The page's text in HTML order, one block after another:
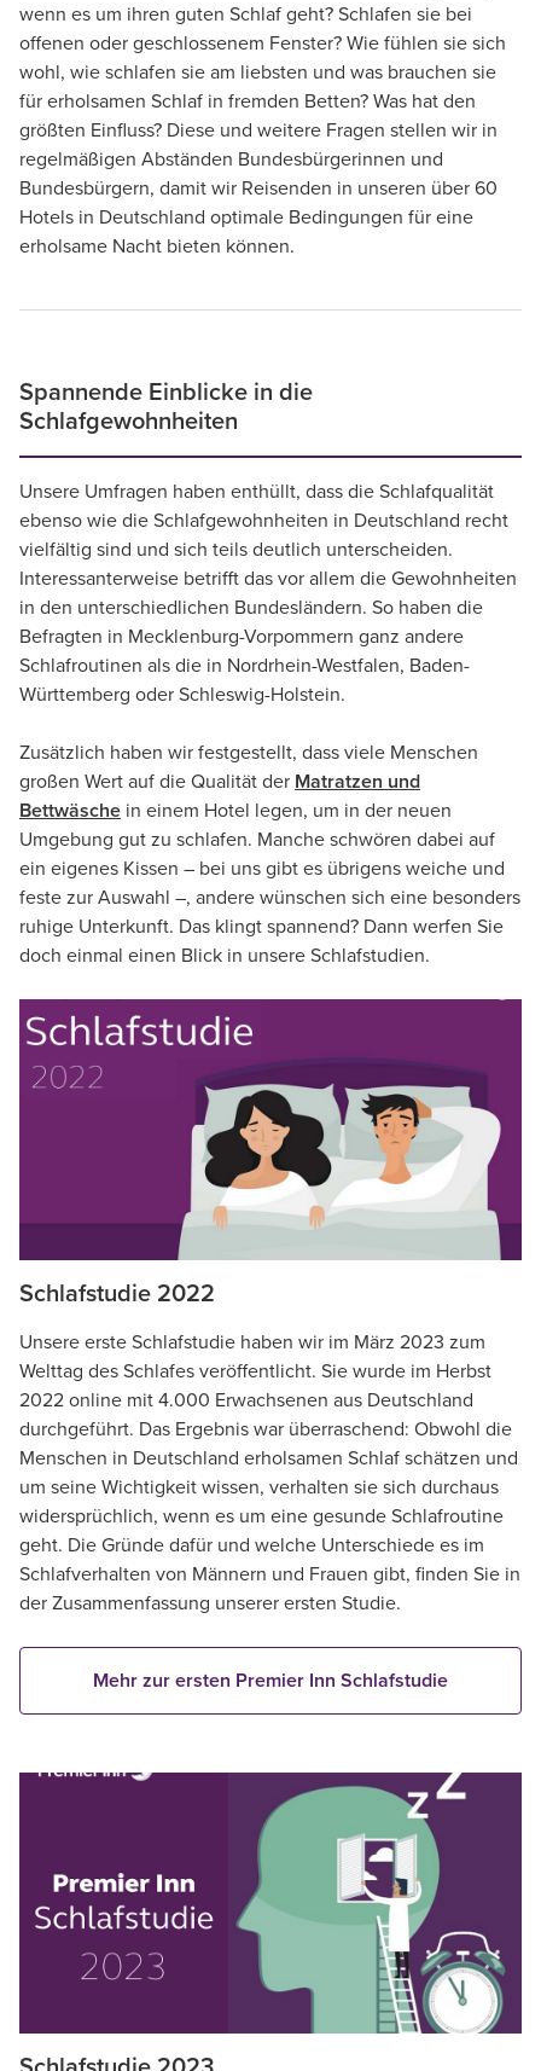
wenn es um ihren guten Schlaf geht? Schlafen sie bei
offenen oder geschlossenem Fenster? Wie fühlen sie sich
wohl, wie schlafen sie am liebsten und was brauchen sie
für erholsamen Schlaf in fremden Betten? Was hat den
größten Einfluss? Diese und weitere Fragen stellen wir in
regelmäßigen Abständen Bundesbürgerinnen und
Bundesbürgern, damit wir Reisenden in unseren über 60
Hotels in Deutschland optimale Bedingungen für eine
erholsame Nacht bieten können.
Spannende Einblicke in die
Schlafgewohnheiten
Unsere Umfragen haben enthüllt, dass die Schlafqualität
ebenso wie die Schlafgewohnheiten in Deutschland recht
vielfältig sind und sich teils deutlich unterscheiden.
Interessanterweise betrifft das vor allem die Gewohnheiten
in den unterschiedlichen Bundesländern. So haben die
Befragten in Mecklenburg-Vorpommern ganz andere
Schlafroutinen als die in Nordrhein-Westfalen, Baden-
Württemberg oder Schleswig-Holstein.
Zusätzlich haben wir festgestellt, dass viele Menschen
großen Wert auf die Qualität der Matratzen und
Bettwäsche in einem Hotel legen, um in der neuen
Umgebung gut zu schlafen. Manche schwören dabei auf
ein eigenes Kissen – bei uns gibt es übrigens weiche und
feste zur Auswahl –, andere wünschen sich eine besonders
ruhige Unterkunft. Das klingt spannend? Dann werfen Sie
doch einmal einen Blick in unsere Schlafstudien.
Schlafstudie 2022
Unsere erste Schlafstudie haben wir im März 2023 zum
Welttag des Schlafes veröffentlicht. Sie wurde im Herbst
2022 online mit 4.000 Erwachsenen aus Deutschland
durchgeführt. Das Ergebnis war überraschend: Obwohl die
Menschen in Deutschland erholsamen Schlaf schätzen und
um seine Wichtigkeit wissen, verhalten sie sich durchaus
widersprüchlich, wenn es um eine gesunde Schlafroutine
geht. Die Gründe dafür und welche Unterschiede es im
Schlafverhalten von Männern und Frauen gibt, finden Sie in
der Zusammenfassung unserer ersten Studie.
Mehr zur ersten Premier Inn Schlafstudie